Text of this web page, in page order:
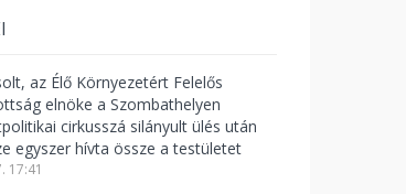
az Élő Környezetért Felelős
elnöke a Szombathelyen
cirkusszá silányult ülés után
egyszer hívta össze a testületet
17:41